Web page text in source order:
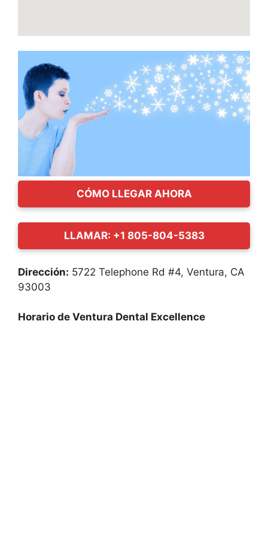
CÓMO LLEGAR AHORA
LLAMAR: +1 805-804-5383
Dirección: 5722 Telephone Rd #4, Ventura, CA
93003
Horario de Ventura Dental Excellence